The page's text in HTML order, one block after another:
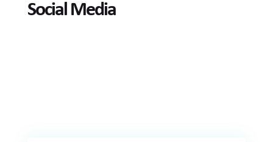
Social Media